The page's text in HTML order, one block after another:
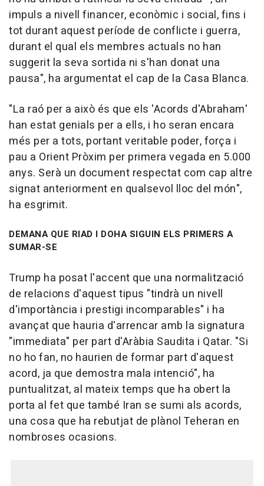
impuls a nivell financer, econòmic i social, fins i
tot durant aquest període de conflicte i guerra,
durant el qual els membres actuals no han
suggerit la seva sortida ni s'han donat una
pausa", ha argumentat el cap de la Casa Blanca.
"La raó per a això és que els 'Acords d'Abraham'
han estat genials per a ells, i ho seran encara
més per a tots, portant veritable poder, força i
pau a Orient Pròxim per primera vegada en 5.000
anys. Serà un document respectat com cap altre
signat anteriorment en qualsevol lloc del món",
ha esgrimit.
DEMANA QUE RIAD I DOHA SIGUIN ELS PRIMERS A
SUMAR-SE
Trump ha posat l'accent que una normalització
de relacions d'aquest tipus "tindrà un nivell
d'importància i prestigi incomparables" i ha
avançat que hauria d'arrencar amb la signatura
"immediata" per part d'Aràbia Saudita i Qatar. "Si
no ho fan, no haurien de formar part d'aquest
acord, ja que demostra mala intenció", ha
puntualitzat, al mateix temps que ha obert la
porta al fet que també Iran se sumi als acords,
una cosa que ha rebutjat de plànol Teheran en
nombroses ocasions.